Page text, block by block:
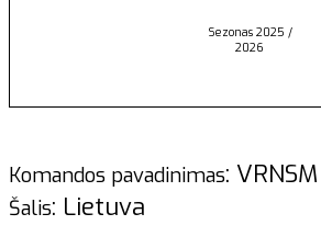
Sezonas 2025 /
2026
Komandos pavadinimas:
Šalis: Lietuva